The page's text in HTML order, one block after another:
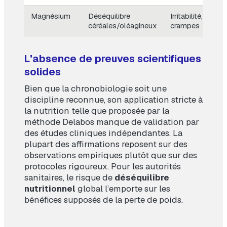
Magnésium
Déséquilibre
céréales/oléagineux
Irritabilité,
crampes
L’absence de preuves scientifiques
solides
Bien que la chronobiologie soit une
discipline reconnue, son application stricte à
la nutrition telle que proposée par la
méthode Delabos manque de validation par
des études cliniques indépendantes. La
plupart des affirmations reposent sur des
observations empiriques plutôt que sur des
protocoles rigoureux. Pour les autorités
sanitaires, le risque de déséquilibre
nutritionnel global l’emporte sur les
bénéfices supposés de la perte de poids.